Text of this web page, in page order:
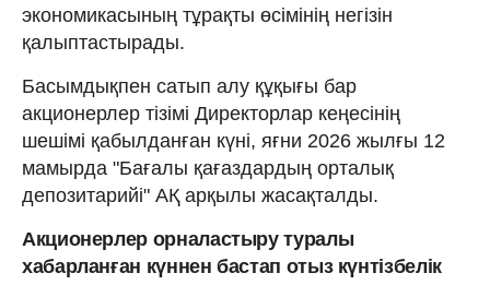
экономикасының тұрақты өсімінің негізін
қалыптастырады.
Басымдықпен сатып алу құқығы бар
акционерлер тізімі Директорлар кеңесінің
шешімі қабылданған күні, яғни 2026 жылғы 12
мамырда "Бағалы қағаздардың орталық
депозитарийі" АҚ арқылы жасақталды.
Акционерлер орналастыру туралы
хабарланған күннен бастап отыз күнтізбелік